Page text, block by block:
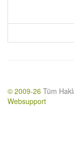
© 2009-26 Tüm
Websupport